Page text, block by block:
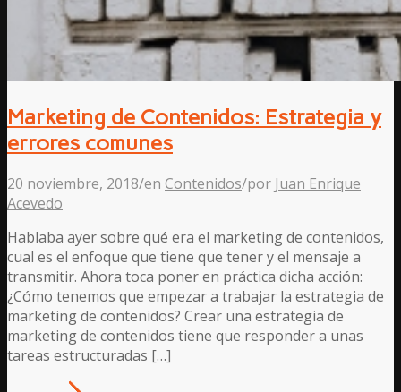
Marketing de Contenidos: Estrategia y
errores comunes
20 noviembre, 2018/en Contenidos/por Juan Enrique
Acevedo
Hablaba ayer sobre qué era el marketing de contenidos,
cual es el enfoque que tiene que tener y el mensaje a
transmitir. Ahora toca poner en práctica dicha acción:
¿Cómo tenemos que empezar a trabajar la estrategia de
marketing de contenidos? Crear una estrategia de
marketing de contenidos tiene que responder a unas
tareas estructuradas […]